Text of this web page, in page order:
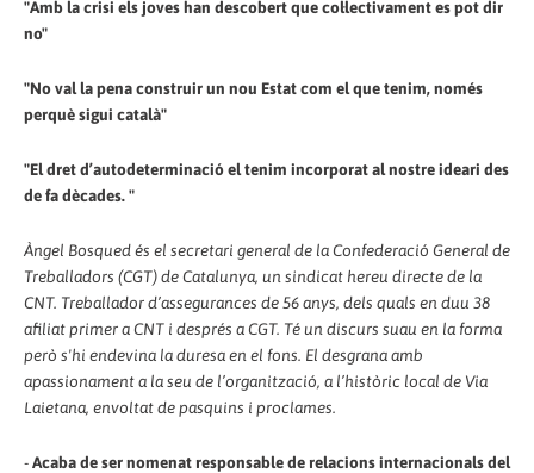
"Amb la crisi els joves han descobert que col·lectivament es pot dir
no"
"No val la pena construir un nou Estat com el que tenim, només
perquè sigui català"
"El dret d’autodeterminació el tenim incorporat al nostre ideari des
de fa dècades. "
Àngel Bosqued és el secretari general de la Confederació General de
Treballadors (CGT) de Catalunya, un sindicat hereu directe de la
CNT. Treballador d’assegurances de 56 anys, dels quals en duu 38
afiliat primer a CNT i després a CGT. Té un discurs suau en la forma
però s'hi endevina la duresa en el fons. El desgrana amb
apassionament a la seu de l’organització, a l’històric local de Via
Laietana, envoltat de pasquins i proclames.
-Acaba de ser nomenat responsable de relacions internacionals del